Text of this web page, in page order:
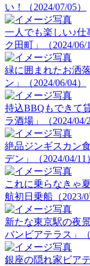
い！（2024/07/05）
一人でも楽しい♪
ク田町」（2024/06/
緑に囲まれたお洒
ン」（2024/06/04）
持込BBQもできて
ラ酒場」（2024/04/
絶品ジンギスカン
デン」（2024/04/11
これに乗らなきゃ
航初日乗船（2023/
新たな東京駅の夜
バンビアテラス」（
銀座の隠れ家ビア